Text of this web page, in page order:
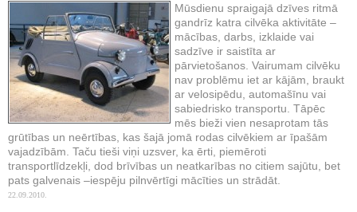
Mūsdienu spraigajā dzīves ritmā
gandrīz katra cilvēka aktivitāte –
mācības, darbs, izklaide vai
sadzīve ir saistīta ar
pārvietošanos. Vairumam cilvēku
nav problēmu iet ar kājām, braukt
ar velosipēdu, automašīnu vai
sabiedrisko transportu. Tāpēc
mēs bieži vien nesaprotam tās
grūtības un neērtības, kas šajā jomā rodas cilvēkiem ar īpašām
vajadzībām. Taču tieši viņi uzsver, ka ērti, piemēroti
transportlīdzekļi, dod brīvības un neatkarības no citiem sajūtu, bet
pats galvenais –iespēju pilnvērtīgi mācīties un strādāt.
22.09.2010.